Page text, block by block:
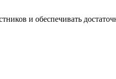
и обеспечивать